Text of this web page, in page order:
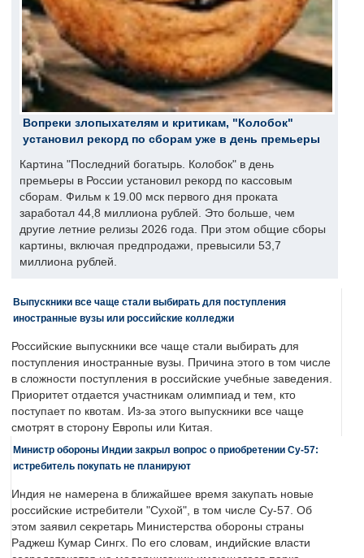
Вопреки злопыхателям и критикам, "Колобок"
установил рекорд по сборам уже в день премьеры
Картина "Последний богатырь. Колобок" в день
премьеры в России установил рекорд по кассовым
сборам. Фильм к 19.00 мск первого дня проката
заработал 44,8 миллиона рублей. Это больше, чем
другие летние релизы 2026 года. При этом общие сборы
картины, включая предпродажи, превысили 53,7
миллиона рублей.
Выпускники все чаще стали выбирать для поступления
иностранные вузы или российские колледжи
Российские выпускники все чаще стали выбирать для
поступления иностранные вузы. Причина этого в том числе
в сложности поступления в российские учебные заведения.
Приоритет отдается участникам олимпиад и тем, кто
поступает по квотам. Из-за этого выпускники все чаще
смотрят в сторону Европы или Китая.
Министр обороны Индии закрыл вопрос о приобретении Су-57:
истребитель покупать не планируют
Индия не намерена в ближайшее время закупать новые
российские истребители "Сухой", в том числе Су-57. Об
этом заявил секретарь Министерства обороны страны
Раджеш Кумар Сингх. По его словам, индийские власти